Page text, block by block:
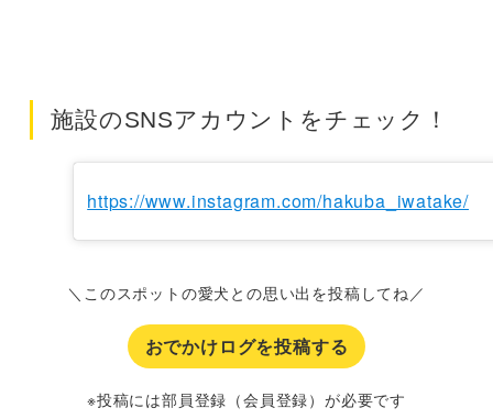
施設のSNSアカウントをチェック！
https://www.instagram.com/hakuba_iwatake/
＼このスポットの愛犬との思い出を投稿してね／
おでかけログを投稿する
※投稿には部員登録（会員登録）が必要です